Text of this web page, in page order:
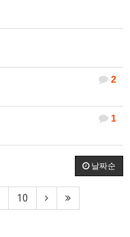
2
1
날짜순
10